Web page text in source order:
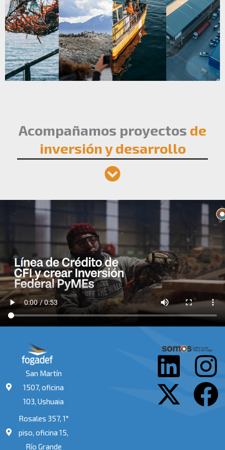
Acompañamos proyectos de
inversión y desarrollo
San Martín
1507, oficina
103, Ushuaia
Rosales 357, 1°
piso, oficina 15,
Río Grande
L
i
I
n
s
X
-
F
a
c